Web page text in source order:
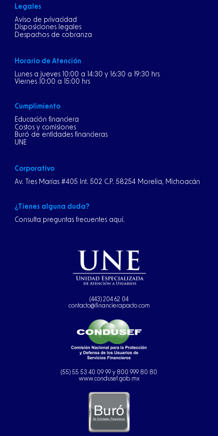
Legales
Aviso de privacidad
Disposiciones legales
Despachos de cobranza
Horario de Atención
Lunes a jueves 10:00 a 14:30 y 16:30 a 19:30 hrs
Viernes 10:00 a 15:00 hrs
Cumplimiento
Educación financiera
Costos y comisiones
Buró de entidades financieras
UNE
Corporativo
Av. Tres Marías #405 Int. 502 C.P. 58254 Morelia, Michoacán
¿Tienes alguna duda?
Consulta preguntas frecuentes aquí.
(443) 204 62 04
contacto@financierapacto.com
(55) 55 53 40 09 99 y 800 999 80 80
www.condusef.gob.mx